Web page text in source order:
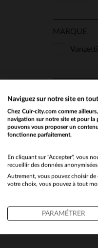
MARQUE
Vanzetti
Cuir
Toutes
Naviguez sur notre site en
Chez Cuir-city.com comme
navigation sur notre site et pour la
pouvons vous proposer un
fonctionne parfaitement.
En cliquant sur "Accepter", vous
recueillir des données
Autrement, vous pouvez choisir
votre choix, vous pouvez à tout
PARAMÉTRER